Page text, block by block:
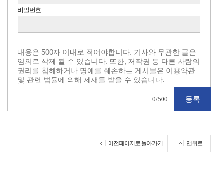
비밀번호
0/500
이전페이지로 돌아가기 맨위로